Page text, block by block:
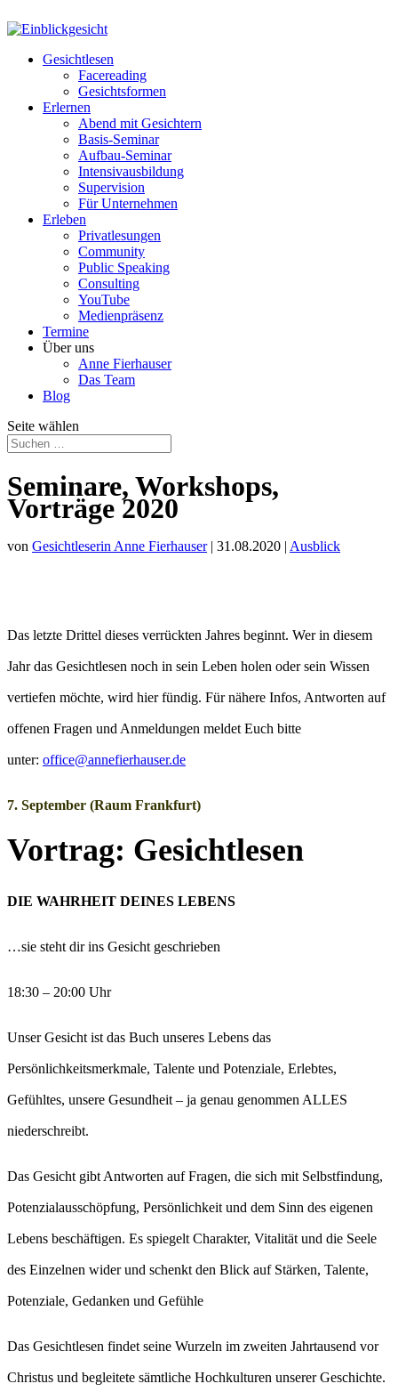
Gesichtlesen
Facereading
Gesichtsformen
Erlernen
Abend mit Gesichtern
Basis-Seminar
Aufbau-Seminar
Intensivausbildung
Supervision
Für Unternehmen
Erleben
Privatlesungen
Community
Public Speaking
Consulting
YouTube
Medienpräsenz
Termine
Über uns
Anne Fierhauser
Das Team
Blog
Seite wählen
Seminare, Workshops,
Vorträge 2020
von Gesichtleserin Anne Fierhauser| 31.08.2020 | Ausblick
Das letzte Drittel dieses verrückten Jahres beginnt. Wer in diesem
Jahr das Gesichtlesen noch in sein Leben holen oder sein Wissen
vertiefen möchte, wird hier fündig. Für nähere Infos, Antworten auf
offenen Fragen und Anmeldungen meldet Euch bitte
unter: office@annefierhauser.de
7. September (Raum Frankfurt)
Vortrag: Gesichtlesen
DIE WAHRHEIT DEINES LEBENS
…sie steht dir ins Gesicht geschrieben
18:30 – 20:00 Uhr
Unser Gesicht ist das Buch unseres Lebens das
Persönlichkeitsmerkmale, Talente und Potenziale, Erlebtes,
Gefühltes, unsere Gesundheit – ja genau genommen ALLES
niederschreibt.
Das Gesicht gibt Antworten auf Fragen, die sich mit Selbstfindung,
Potenzialausschöpfung, Persönlichkeit und dem Sinn des eigenen
Lebens beschäftigen. Es spiegelt Charakter, Vitalität und die Seele
des Einzelnen wider und schenkt den Blick auf Stärken, Talente,
Potenziale, Gedanken und Gefühle
Das Gesichtlesen findet seine Wurzeln im zweiten Jahrtausend vor
Christus und begleitete sämtliche Hochkulturen unserer Geschichte.